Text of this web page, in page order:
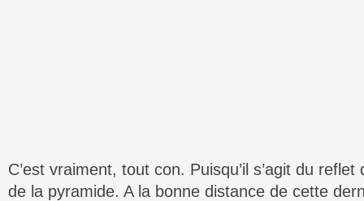
C’est vraiment, tout con. Puisqu’il s’agit du
de la pyramide. A la bonne distance de cette